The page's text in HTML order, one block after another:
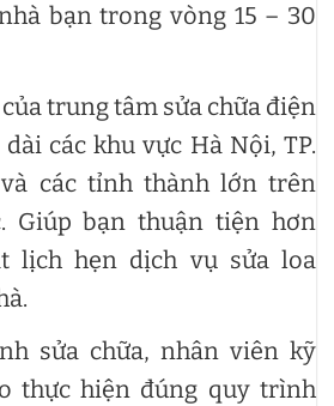
bạn trong vòng 15 – 30
trung tâm sửa chữa điện
các khu vực Hà Nội, TP.
các tỉnh thành lớn trên
Giúp bạn thuận tiện hơn
lịch hẹn dịch vụ sửa loa
sửa chữa, nhân viên kỹ
thực hiện đúng quy trình